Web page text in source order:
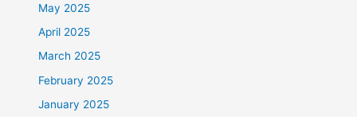
May 2025
April 2025
March 2025
February 2025
January 2025